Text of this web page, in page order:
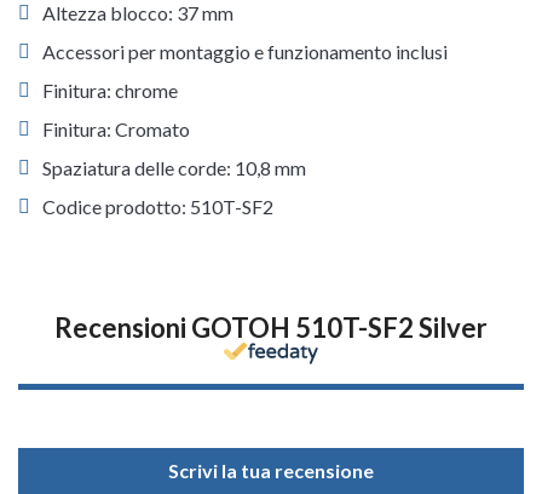
Altezza blocco: 37 mm
Accessori per montaggio e funzionamento inclusi
Finitura: chrome
Finitura: Cromato
Spaziatura delle corde: 10,8 mm
Codice prodotto: 510T-SF2
Recensioni GOTOH 510T-SF2 Silver
Scrivi la tua recensione